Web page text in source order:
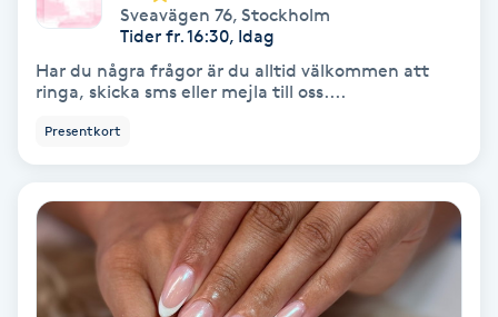
Taktil massage
Tandblekning
Tatuering
Tatueringsborttagning
Sveavägen 76, Stockholm
Tider fr. 16:30, Idag
Har du några frågor är du alltid välkommen att
ringa, skicka sms eller mejla till oss....
Presentkort